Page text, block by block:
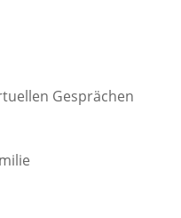
Gesprächen